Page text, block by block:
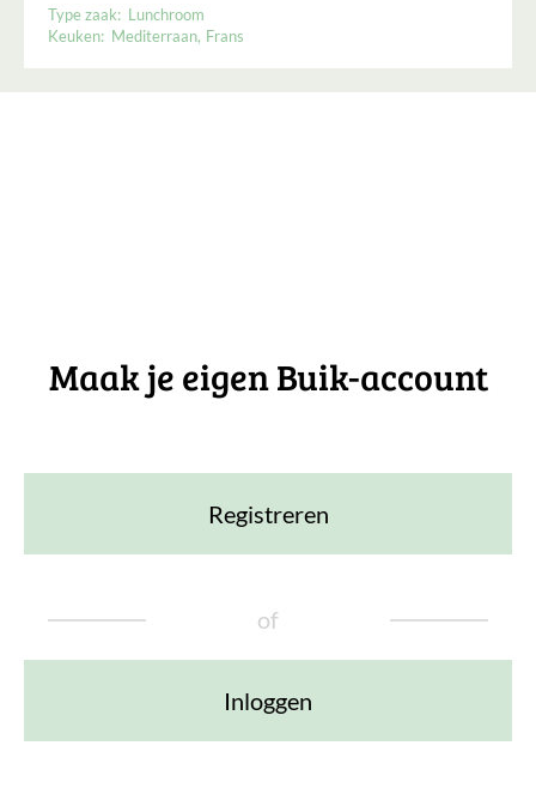
Type zaak: Lunchroom
Keuken: Mediterraan Frans
Maak je eigen Buik-account
Registreren
of
Inloggen